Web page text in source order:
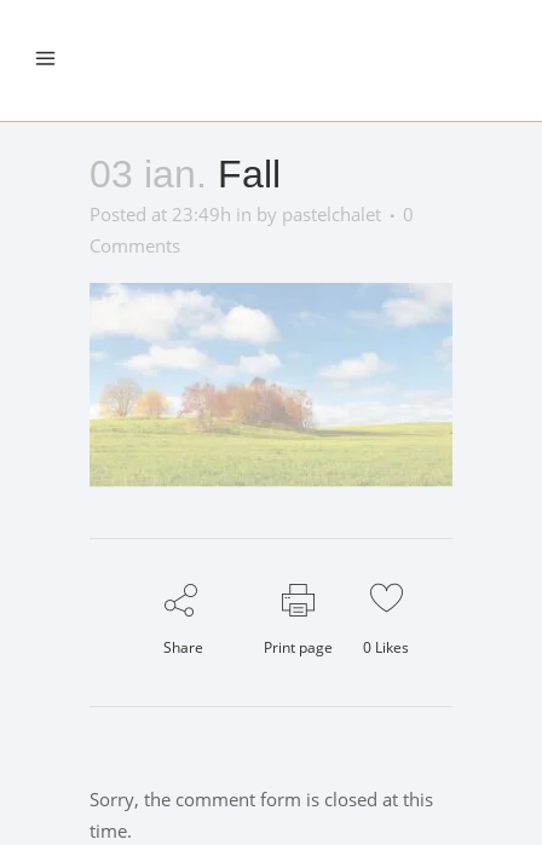
03 ian. Fall
Posted at 23:49h in by pastelchalet
0
Comments
Share Print page 0 Likes
Sorry, the comment form is closed at this
time.